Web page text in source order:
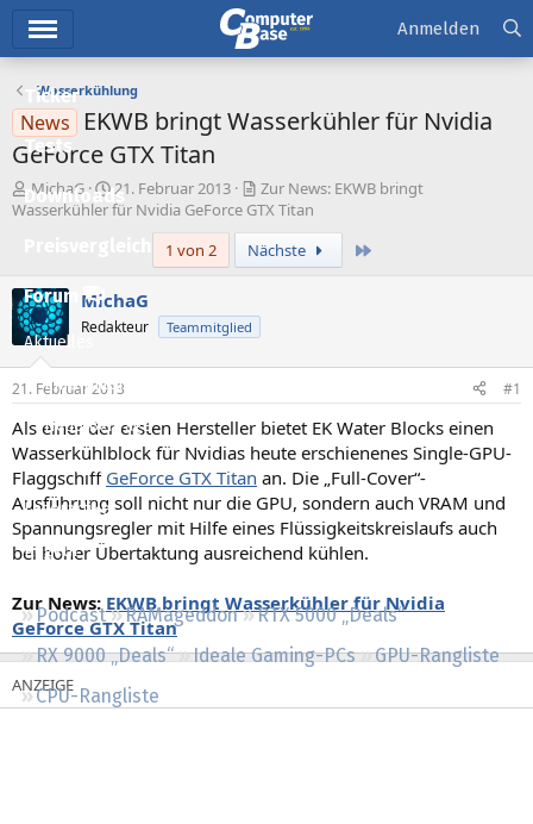
Ticker
Tests
Downloads
Forum
Aktuelles
Empfohlene Inhalte
Neue Beiträge
Neueste Aktivitäten
Leserartikel
Regeln
Podcast RAMageddon
RTX 5000 „Deals“
RX 9000 „Deals“
Ideale Gaming-PCs
GPU-Rangliste
CPU-Rangliste
Anmelden
Wasserkühlung
News
EKWB bringt Wasserkühler für Nvidia
GeForce GTX Titan
E
r
l
l
e
r
MichaG
E
r
l
l
t
m
21. Februar 2013
Zur News: EKWB bringt
Wasserkühler für Nvidia GeForce GTX Titan
1 von 2
Nächste
MichaG
Redakteur Teammitglied
21. Februar 2013 #1
Als einer der ersten Hersteller bietet EK Water Blocks einen
Wasserkühlblock für Nvidias heute erschienenes Single-GPU-
Flaggschiff GeForce GTX Titan an. Die „Full-Cover“-
Ausführung soll nicht nur die GPU, sondern auch VRAM und
Spannungsregler mit Hilfe eines Flüssigkeitskreislaufs auch
bei hoher Übertaktung ausreichend kühlen.
Zur News: EKWB bringt Wasserkühler für Nvidia
GeForce GTX Titan